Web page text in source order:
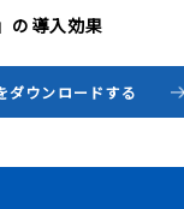
の導入効果
ダウンロードする